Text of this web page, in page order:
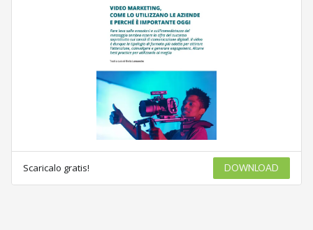
Scaricalo gratis! DOWNLOAD